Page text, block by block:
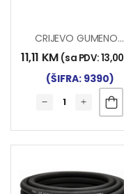
CRIJEVO GUMENO 20bar Fi 19x28mm
11,11 KM (sa PDV:13,00
(ŠIFRA: 9390)